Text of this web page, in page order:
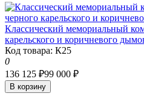
Классический мемориальный
карельского и коричневого
Код товара: К25
0
136 125 ₽99 000 ₽
В корзину